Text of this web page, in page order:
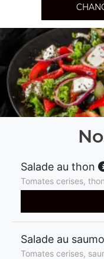
Salade au thon
Tomates cerises,
Salade au
Tomates cerises,